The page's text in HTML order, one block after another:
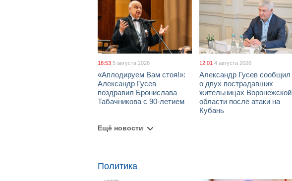
18:53 5 августа 2026
«Аплодируем Вам стоя!»:
Александр Гусев
поздравил Бронислава
Табачникова с 90-летием
12:01 4 августа 2026
Александр Гусев сообщил
о двух пострадавших
жительницах Воронежской
области после атаки на
Кубань
Ещё новости
Политика